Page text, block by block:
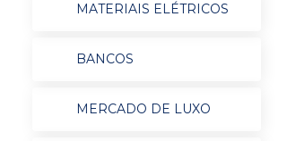
MATERIAIS ELÉTRICOS
BANCOS
MERCADO DE LUXO